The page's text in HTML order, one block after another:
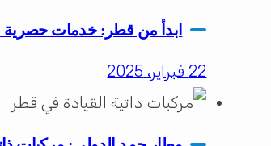
ابدأ من قطر: خدمات حصرية
22 فبراير، 2025